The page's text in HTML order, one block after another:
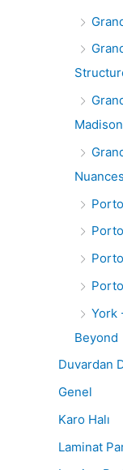
Madison
Nuances
York
Beyond
Duvardan
Genel
Karo Halı
Laminat